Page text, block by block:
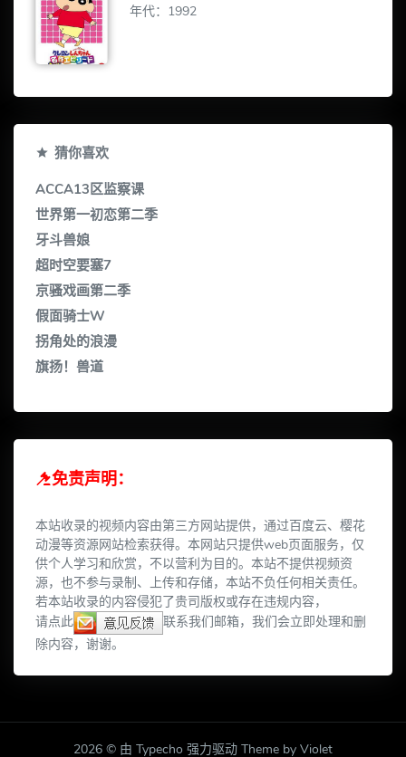
年代：1992
猜你喜欢
ACCA13区监察课
世界第一初恋第二季
牙斗兽娘
超时空要塞7
京骚戏画第二季
假面骑士W
拐角处的浪漫
旗扬！兽道
免责声明：
本站收录的视频内容由第三方网站提供，通过百度云、樱花
动漫等资源网站检索获得。本网站只提供web页面服务，仅
供个人学习和欣赏，不以营利为目的。本站不提供视频资
源，也不参与录制、上传和存储，本站不负任何相关责任。
若本站收录的内容侵犯了贵司版权或存在违规内容，
请点此
联系我们邮箱，我们会立即处理和删
除内容，谢谢。
2026 © 由 Typecho 强力驱动 Theme by Violet